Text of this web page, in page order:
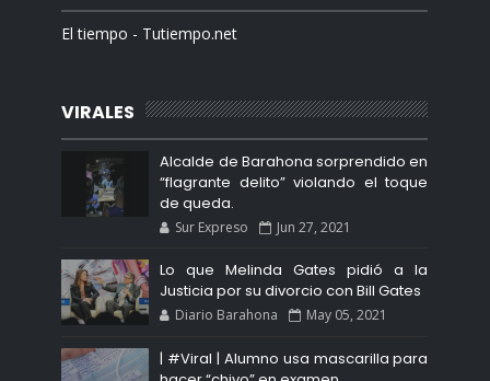
El tiempo - Tutiempo.net
VIRALES
Alcalde de Barahona sorprendido en
“flagrante delito” violando el toque
de queda.
Sur Expreso Jun 27, 2021
Lo que Melinda Gates pidió a la
Justicia por su divorcio con Bill Gates
Diario Barahona May 05, 2021
| #Viral | Alumno usa mascarilla para